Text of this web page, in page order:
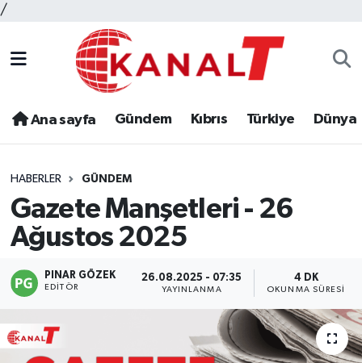
/
Ana sayfa Gündem Kıbrıs Türkiye Dünya
HABERLER GÜNDEM
Gazete Manşetleri - 26
Ağustos 2025
PINAR GÖZEK
EDITÖR
26.08.2025 - 07:35
YAYINLANMA
4 DK
OKUNMA SÜRESI